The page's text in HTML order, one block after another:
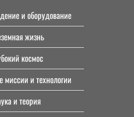
и оборудование
жизнь
космос
миссии и технологии
и теория